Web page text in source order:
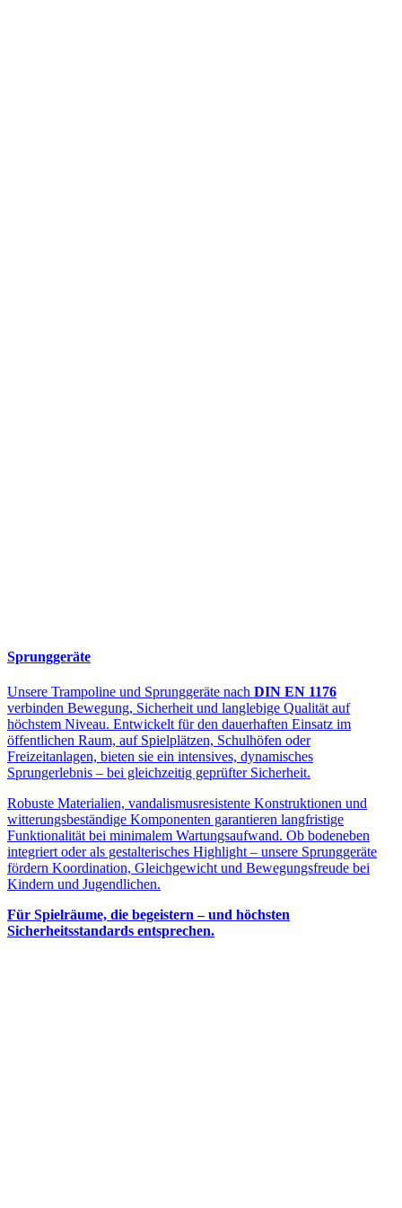
Sprunggeräte
Unsere Trampoline und Sprunggeräte nach DIN EN 1176
verbinden Bewegung, Sicherheit und langlebige Qualität auf
höchstem Niveau. Entwickelt für den dauerhaften Einsatz im
öffentlichen Raum, auf Spielplätzen, Schulhöfen oder
Freizeitanlagen, bieten sie ein intensives, dynamisches
Sprungerlebnis – bei gleichzeitig geprüfter Sicherheit.
Robuste Materialien, vandalismusresistente Konstruktionen und
witterungsbeständige Komponenten garantieren langfristige
Funktionalität bei minimalem Wartungsaufwand. Ob bodeneben
integriert oder als gestalterisches Highlight – unsere Sprunggeräte
fördern Koordination, Gleichgewicht und Bewegungsfreude bei
Kindern und Jugendlichen.
Für Spielräume, die begeistern – und höchsten
Sicherheitsstandards entsprechen.